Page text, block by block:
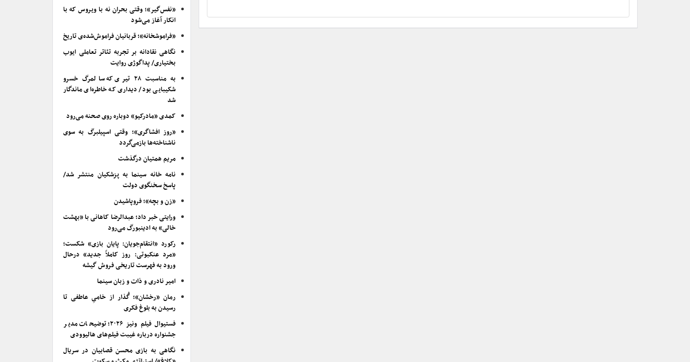
«نفس‌گیر»؛ وقتی بحران نه با ویروس که با
انکار آغاز می‌شود
«فراموشخانه»؛ قربانیان فراموش‌شده‌ی تاریخ
نگاهی نقادانه بر تجربه تئاتر تعاملی ایوب
بختیاری/ پداگوژی روایت
به مناسبت ۲۸ تیری که سالمرگ خسرو
شکیبایی بود/ دیداری که خاطره‌ای ماندگار
شد
کمدی «مادرکیو» دوباره روی صحنه می‌رود
«روز افشاگری»؛ وقتی اسپیلبرگ به سوی
ناشناخته‌ها بازمی‌گردد
مریم همتیان درگذشت
نامه خانه سینما به پزشکیان منتشر شد/
پاسخ سخنگوی دولت
«زن و بچه»؛ فروپاشیدن
ورایتی خبر داد؛ عبدالرضا کاهانی با «بهشت
خالی» به ادینبورگ می‌رود
رکورد «انتقام‌جویان: پایان بازی» شکست؛
«مرد عنکبوتی: روز کاملاً جدید» درحال
ورود به فهرست تاریخی فروش گیشه
امیر نادری و ذات و زبان سینما
رمان «رخشان»؛ گُذار از خامیِ عاطفی تا
رسیدن به بلوغ فکری
فستیوال فیلم ونیز ۲۰۲۶؛ توضیحات مدیر
جشنواره درباره غیبت فیلم‌های هالیوودی
نگاهی به بازی محسن قصابیان در سریال